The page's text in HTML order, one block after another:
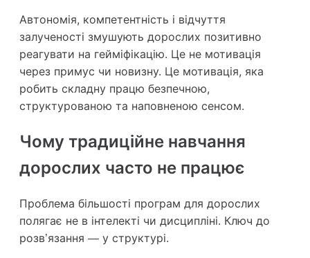
Автономія, компетентність і відчуття
залученості змушують дорослих позитивно
реагувати на гейміфікацію. Це не мотивація
через примус чи новизну. Це мотивація, яка
робить складну працю безпечною,
структурованою та наповненою сенсом.
Чому традиційне навчання
дорослих часто не працює
Проблема більшості програм для дорослих
полягає не в інтелекті чи дисципліні. Ключ до
розв’язання — у структурі.